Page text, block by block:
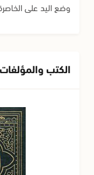
وضع اليد على
الكتب والمؤلفات